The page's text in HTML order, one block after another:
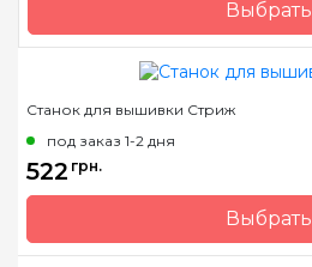
Выбрать
Бренд
Страна-производитель
Станок для вышивки Стриж
под заказ 1-2 дня
522 грн.
Выбрать
Бренд